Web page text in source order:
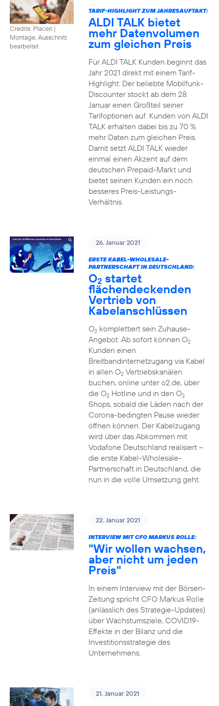
Credits: Placeit |
Montage, Ausschnitt
bearbeitet
TARIF-HIGHLIGHT ZUM JAHRESAUFTAKT:
ALDI TALK bietet
mehr Datenvolumen
zum gleichen Preis
Für ALDI TALK Kunden beginnt das
Jahr 2021 direkt mit einem Tarif-
Highlight: Der beliebte Mobilfunk-
Discounter stockt ab dem 28.
Januar einen Großteil seiner
Tarifoptionen auf. Kunden von ALDI
TALK erhalten dabei bis zu 70 %
mehr Daten zum gleichen Preis.
Damit setzt ALDI TALK wieder
einmal einen Akzent auf dem
deutschen Prepaid-Markt und
bietet seinen Kunden ein noch
besseres Preis-Leistungs-
Verhältnis.
26. Januar 2021
ERSTE KABEL-WHOLESALE-
PARTNERSCHAFT IN DEUTSCHLAND:
O2 startet
flächendeckenden
Vertrieb von
Kabelanschlüssen
O2komplettiert sein Zuhause-
Angebot: Ab sofort können O2
Kunden einen
Breitbandinternetzugang via Kabel
in allen O2Vertriebskanälen
buchen, online unter o2.de, über
die O2Hotline und in den O2
Shops, sobald die Läden nach der
Corona-bedingten Pause wieder
öffnen können. Der Kabelzugang
wird über das Abkommen mit
Vodafone Deutschland realisiert –
die erste Kabel-Wholesale-
Partnerschaft in Deutschland, die
nun in die volle Umsetzung geht.
22. Januar 2021
INTERVIEW MIT CFO MARKUS ROLLE:
"Wir wollen wachsen,
aber nicht um jeden
Preis"
In einem Interview mit der Börsen-
Zeitung spricht CFO Markus Rolle
(anlässlich des Strategie-Updates)
über Wachstumsziele, COVID19-
Effekte in der Bilanz und die
Investitionsstrategie des
Unternehmens.
21. Januar 2021